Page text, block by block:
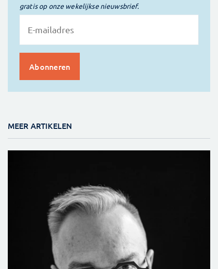
gratis op onze wekelijkse nieuwsbrief.
MEER ARTIKELEN